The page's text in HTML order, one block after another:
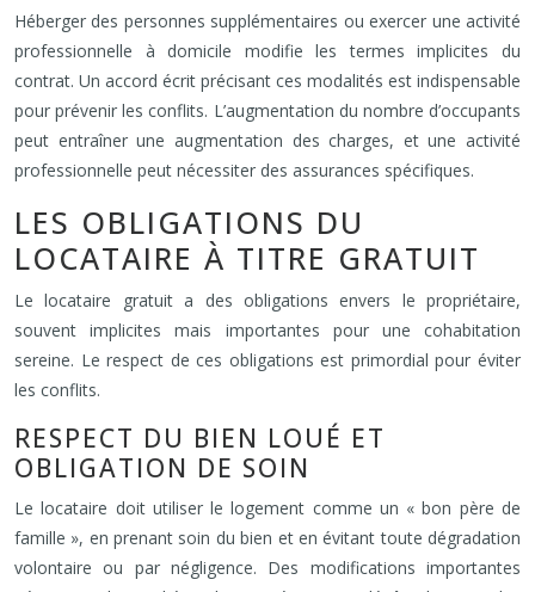
Héberger des personnes supplémentaires ou exercer une activité
professionnelle à domicile modifie les termes implicites du
contrat. Un accord écrit précisant ces modalités est indispensable
pour prévenir les conflits. L’augmentation du nombre d’occupants
peut entraîner une augmentation des charges, et une activité
professionnelle peut nécessiter des assurances spécifiques.
LES OBLIGATIONS DU
LOCATAIRE À TITRE GRATUIT
Le locataire gratuit a des obligations envers le propriétaire,
souvent implicites mais importantes pour une cohabitation
sereine. Le respect de ces obligations est primordial pour éviter
les conflits.
RESPECT DU BIEN LOUÉ ET
OBLIGATION DE SOIN
Le locataire doit utiliser le logement comme un « bon père de
famille », en prenant soin du bien et en évitant toute dégradation
volontaire ou par négligence. Des modifications importantes